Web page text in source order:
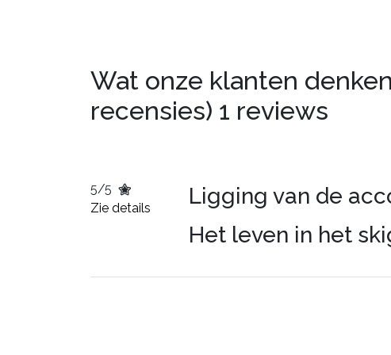
Wat onze klanten
recensies) 1 reviews
5/5
Zie details
Ligging van de
Het leven in het